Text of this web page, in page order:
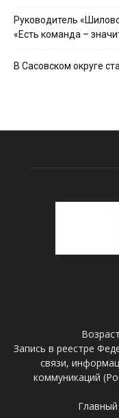
Руководитель
«Есть команда –
В Сасовском округе
Запись в реестре
связи,
коммуникаций